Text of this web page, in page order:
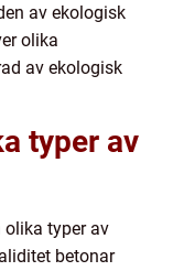
av ekologisk
olika
av ekologisk
typer av
olika typer av
betonar